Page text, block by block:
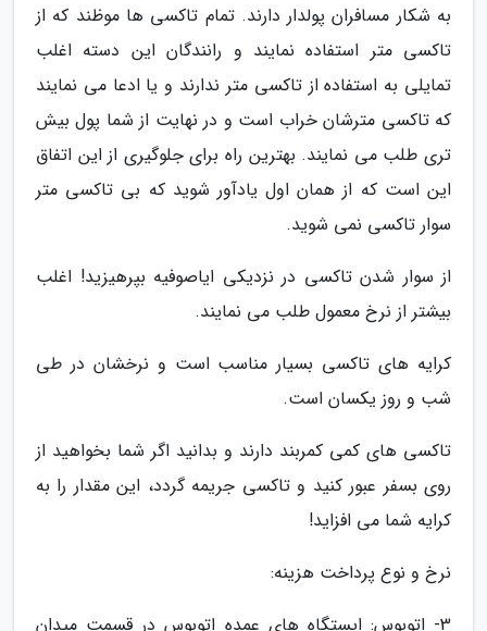
به شکار مسافران پولدار دارند. تمام تاکسی ها موظند که از
تاکسی متر استفاده نمایند و رانندگان این دسته اغلب
تمایلی به استفاده از تاکسی متر ندارند و یا ادعا می نمایند
که تاکسی مترشان خراب است و در نهایت از شما پول بیش
تری طلب می نمایند. بهترین راه برای جلوگیری از این اتفاق
این است که از همان اول یادآور شوید که بی تاکسی متر
سوار تاکسی نمی شوید.
از سوار شدن تاکسی در نزدیکی ایاصوفیه بپرهیزید! اغلب
بیشتر از نرخ معمول طلب می نمایند.
کرایه های تاکسی بسیار مناسب است و نرخشان در طی
شب و روز یکسان است.
تاکسی های کمی کمربند دارند و بدانید اگر شما بخواهید از
روی بسفر عبور کنید و تاکسی جریمه گردد، این مقدار را به
کرایه شما می افزاید!
نرخ و نوع پرداخت هزینه:
3- اتوبوس: ایستگاه های عمده اتوبوس در قسمت میدان